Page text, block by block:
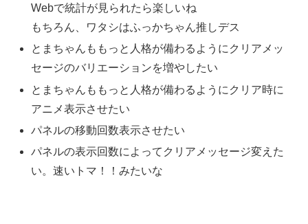
Webで統計が見られたら楽しいね
もちろん、ワタシはふっかちゃん推しデス
とまちゃんももっと人格が備わるようにクリアメッ
セージのバリエーションを増やしたい
とまちゃんももっと人格が備わるようにクリア時に
アニメ表示させたい
パネルの移動回数表示させたい
パネルの表示回数によってクリアメッセージ変えた
い。速いトマ！！みたいな